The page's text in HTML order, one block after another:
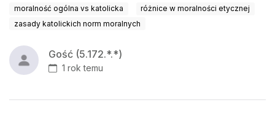
moralność ogólna vs katolicka
różnice w moralności etycznej
zasady katolickich norm moralnych
Gość (5.172.*.*)
1 rok temu